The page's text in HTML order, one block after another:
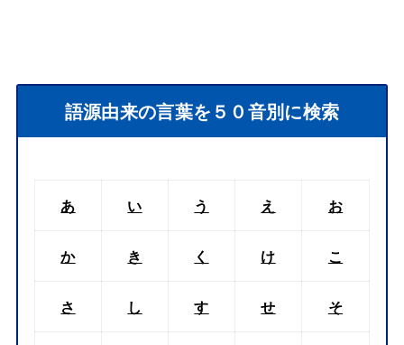
語源由来の言葉を５０音別に検索
あ い う え お
か き く け こ
さ し す せ そ